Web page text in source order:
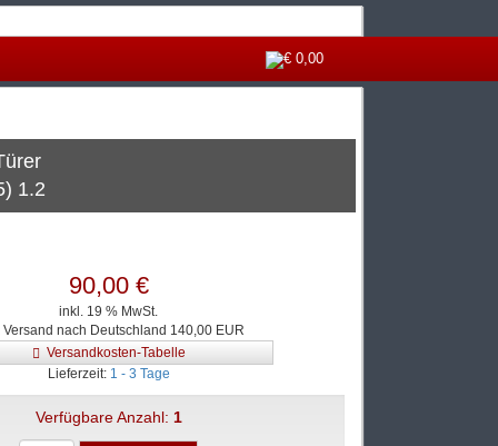
€ 0,00
1.2
90,00 €
inkl. 19 % MwSt.
Versand nach Deutschland 140,00 EUR
Versandkosten-Tabelle
Lieferzeit: 1 - 3 Tage
Verfügbare Anzahl: 1